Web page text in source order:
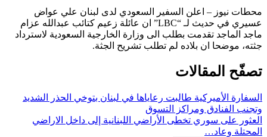
محطات نيوز – اعلن السفير السعودي لدى لبنان علي عواض
عسيري في حديث لـ “LBC” ان عائلة زعيم كتائب عبدالله عزام
ماجد الماجد تقدمت بطلب الى وزارة الخارجية السعودية لاسترداد
جثته، موضحا ان بلاده لم تطلب تشريح الجثة.
تصفّح المقالات
السفارة الأميركية طالبت رعاياها في لبنان بتوخي الحذر الشديد
وتجنب الفنادق ومراكز التسوق
العثور على سوري تخطى الأراضي اللبنانية إلى داخل الاراضي
المحتلة وعاد…